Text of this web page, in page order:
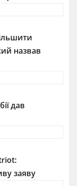
назвав
дав
заяву